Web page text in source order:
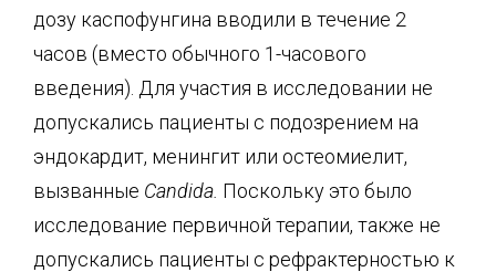
дозу каспофунгина вводили в течение 2
часов (вместо обычного 1-часового
введения). Для участия в исследовании не
допускались пациенты с подозрением на
эндокардит, менингит или остеомиелит,
вызванные Candida Поскольку это было
исследование первичной терапии, также не
допускались пациенты с рефрактерностью к